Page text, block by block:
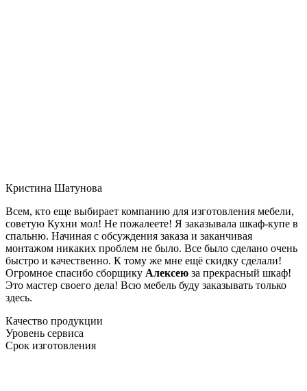
Кристина Шатунова
Всем, кто еще выбирает компанию для изготовления мебели,
советую Кухни мол! Не пожалеете! Я заказывала шкаф-купе в
спальню. Начиная с обсуждения заказа и заканчивая
монтажом никаких проблем не было. Все было сделано очень
быстро и качественно. К тому же мне ещё скидку сделали!
Огромное спасибо сборщику Алексею за прекрасный шкаф!
Это мастер своего дела! Всю мебель буду заказывать только
здесь.
Качество продукции
Уровень сервиса
Срок изготовления